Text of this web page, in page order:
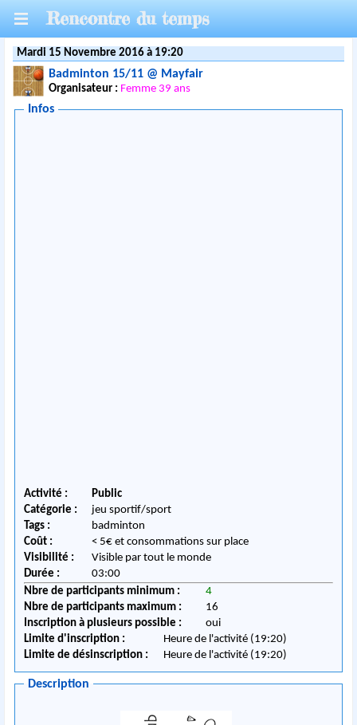
Rencontre du temps
Mardi 15 Novembre 2016 à 19:20
Badminton 15/11 @ Mayfair
Organisateur : Femme 39 ans
Infos
Activité :
Public
Catégorie :
jeu sportif/sport
Tags :
badminton
Coût :
< 5€ et consommations sur place
Visibilité :
Visible par tout le monde
Durée :
03:00
Nbre de participants minimum :
4
Nbre de participants maximum :
16
Inscription à plusieurs possible :
oui
Limite d'inscription :
Heure de l'activité (19:20)
Limite de désinscription :
Heure de l'activité (19:20)
Description